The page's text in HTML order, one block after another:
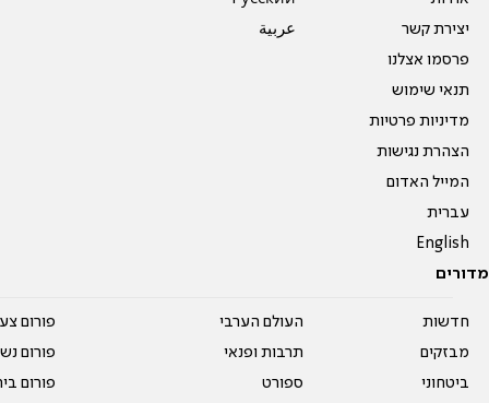
יצירת קשר
פרסמו אצלנו
תנאי שימוש
מדיניות פרטיות
הצהרת נגישות
המייל האדום
עברית
English
عربية
מדורים
חדשות
מבזקים
ביטחוני
העולם הערבי
תרבות ופנאי
ספורט
פורום
פורום
פורום